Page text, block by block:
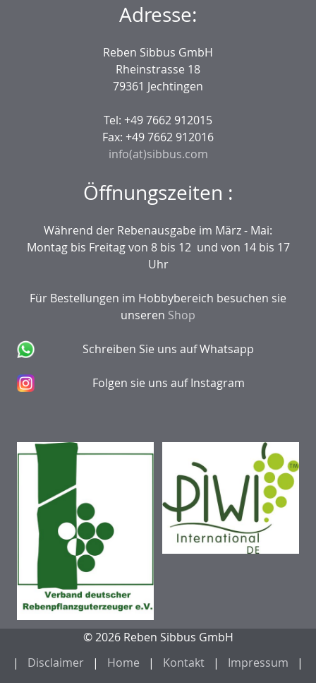
Adresse:
Reben Sibbus GmbH
Rheinstrasse 18
79361 Jechtingen
Tel: +49 7662 912015
Fax: +49 7662 912016
info(at)sibbus.com
Öffnungszeiten :
Während der Rebenausgabe im März - Mai:
Montag bis Freitag von 8 bis 12 und von 14 bis 17
Uhr
Für Bestellungen im Hobbybereich besuchen sie
unseren Shop
Schreiben Sie uns auf Whatsapp
Folgen sie uns auf Instagram
© 2026 Reben Sibbus GmbH
Disclaimer
Home Kontakt Impressum